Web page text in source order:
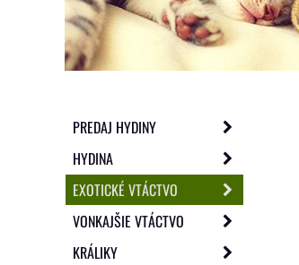
PREDAJ HYDINY
HYDINA
EXOTICKÉ VTÁCTVO
VONKAJŠIE VTÁCTVO
KRÁLIKY